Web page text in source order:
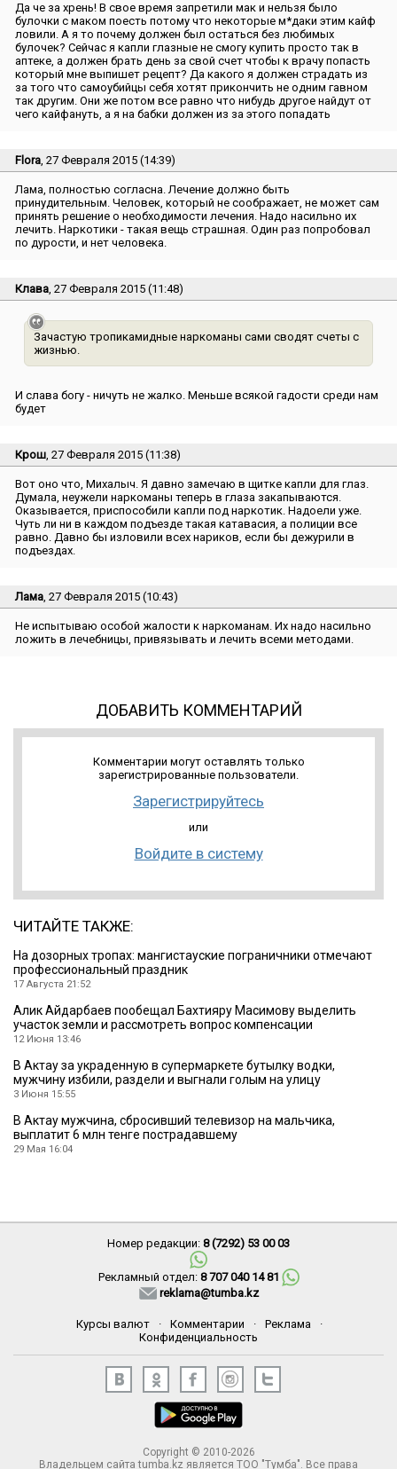
Да че за хрень! В свое время запретили мак и нельзя было
булочки с маком поесть потому что некоторые м*даки этим кайф
ловили. А я то почему должен был остаться без любимых
булочек? Сейчас я капли глазные не смогу купить просто так в
аптеке, а должен брать день за свой счет чтобы к врачу попасть
который мне выпишет рецепт? Да какого я должен страдать из
за того что самоубийцы себя хотят прикончить не одним гавном
так другим. Они же потом все равно что нибудь другое найдут от
чего кайфануть, а я на бабки должен из за этого попадать
Flora, 27 Февраля 2015 (14:39)
Лама, полностью согласна. Лечение должно быть
принудительным. Человек, который не соображает, не может сам
принять решение о необходимости лечения. Надо насильно их
лечить. Наркотики - такая вещь страшная. Один раз попробовал
по дурости, и нет человека.
Клава, 27 Февраля 2015 (11:48)
Зачастую тропикамидные наркоманы сами сводят счеты с
жизнью.
И слава богу - ничуть не жалко. Меньше всякой гадости среди нам
будет
Крош, 27 Февраля 2015 (11:38)
Вот оно что, Михалыч. Я давно замечаю в щитке капли для глаз.
Думала, неужели наркоманы теперь в глаза закапываются.
Оказывается, приспособили капли под наркотик. Надоели уже.
Чуть ли ни в каждом подъезде такая катавасия, а полиции все
равно. Давно бы изловили всех нариков, если бы дежурили в
подъездах.
Лама, 27 Февраля 2015 (10:43)
Не испытываю особой жалости к наркоманам. Их надо насильно
ложить в лечебницы, привязывать и лечить всеми методами.
ДОБАВИТЬ КОММЕНТАРИЙ
Комментарии могут оставлять только
зарегистрированные пользователи.
Зарегистрируйтесь
или
Войдите в систему
ЧИТАЙТЕ ТАКЖЕ:
На дозорных тропах: мангистауские пограничники отмечают
профессиональный праздник
17 Августа 21:52
Алик Айдарбаев пообещал Бахтияру Масимову выделить
участок земли и рассмотреть вопрос компенсации
12 Июня 13:46
В Актау за украденную в супермаркете бутылку водки,
мужчину избили, раздели и выгнали голым на улицу
3 Июня 15:55
В Актау мужчина, сбросивший телевизор на мальчика,
выплатит 6 млн тенге пострадавшему
29 Мая 16:04
Номер редакции: 8 (7292) 53 00 03
Рекламный отдел: 8 707 040 14 81
reklama@tumba.kz
Курсы валют · Комментарии · Реклама
·
Конфиденциальность
Copyright © 2010-2026
Владельцем сайта tumba.kz является ТОО "Тумба". Все права